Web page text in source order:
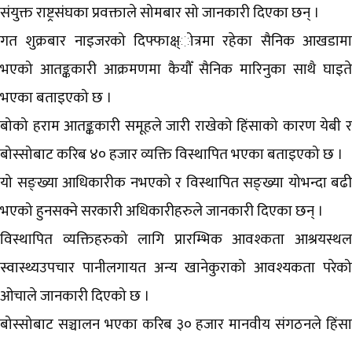
संयुक्त राष्ट्रसंघका प्रवक्ताले सोमबार सो जानकारी दिएका छन् ।
गत शुक्रबार नाइजरको दिफ्फाक्ष्ोत्रमा रहेका सैनिक आखडामा
भएको आतङ्ककारी आक्रमणमा कैयौँ सैनिक मारिनुका साथै घाइते
भएका बताइएको छ ।
बोको हराम आतङ्ककारी समूहले जारी राखेको हिंसाको कारण येबी र
बोस्सोबाट करिब ४० हजार व्यक्ति विस्थापित भएका बताइएको छ ।
यो सङ्ख्या आधिकारीक नभएको र विस्थापित सङ्ख्या योभन्दा बढी
भएको हुनसक्ने सरकारी अधिकारीहरुले जानकारी दिएका छन् ।
विस्थापित व्यक्तिहरुको लागि प्रारम्भिक आवश्कता आश्रयस्थल
स्वास्थ्यउपचार पानीलगायत अन्य खानेकुराको आवश्यकता परेको
ओचाले जानकारी दिएको छ ।
बोस्सोबाट सञ्चालन भएका करिब ३० हजार मानवीय संगठनले हिंसा